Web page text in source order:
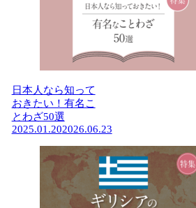
日本人なら知って
おきたい！有名こ
とわざ50選
2025.01.202026.06.23